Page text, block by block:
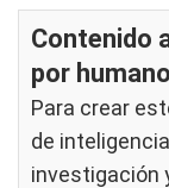
Contenido
por
Para crear
de
investigación